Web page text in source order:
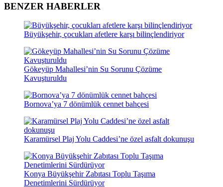
BENZER HABERLER
Büyükşehir, çocukları afetlere karşı bilinçlendiriyor
Gökeyüp Mahallesi’nin Su Sorunu Çözüme
Kavuşturuldu
Bornova’ya 7 dönümlük cennet bahçesi
Karamürsel Plaj Yolu Caddesi’ne özel asfalt dokunuşu
Konya Büyükşehir Zabıtası Toplu Taşıma
Denetimlerini Sürdürüyor